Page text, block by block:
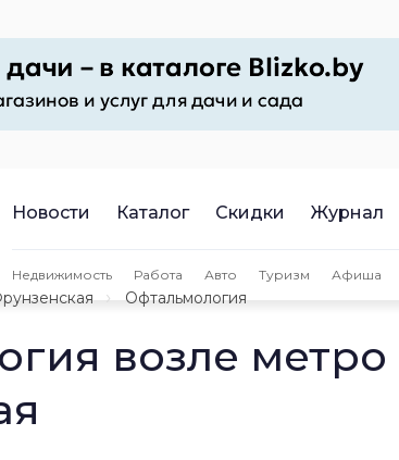
Новости Каталог Скидки Журнал
Недвижимость Работа Авто Туризм Афиша
Офтальмология
возле метро